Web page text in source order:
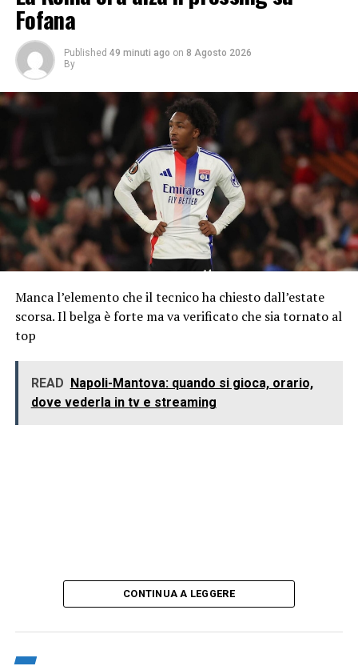
Fofana
Published 49 minuti ago on 8 Agosto 2026
By
Manca l’elemento che il tecnico ha chiesto dall’estate
scorsa. Il belga è forte ma va verificato che sia tornato al
top
READ Napoli-Mantova: quando si gioca, orario,
dove vederla in tv e streaming
CONTINUA A LEGGERE